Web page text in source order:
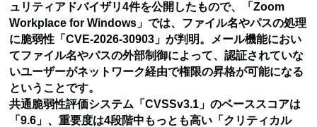
ュリティアドバイザリ4件を公開したもので、
「Zoom
Workplace for Windows」では、ファイル名やパスの処理
に脆弱性「CVE-2026-30903」が判明。メール機能におい
てファイル名やパスの外部制御によって、認証されていな
いユーザーがネットワーク経由で権限の昇格が可能になる
ということです。
共通脆弱性評価システム「CVSSv3.1」のベーススコアは
「9.6」、重要度は4段階中もっとも高い「クリティカル